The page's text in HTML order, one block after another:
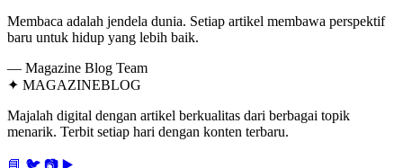
Membaca adalah jendela dunia. Setiap artikel membawa perspektif
baru untuk hidup yang lebih baik.
— Magazine Blog Team
✦ MAGAZINEBLOG
Majalah digital dengan artikel berkualitas dari berbagai topik
menarik. Terbit setiap hari dengan konten terbaru.